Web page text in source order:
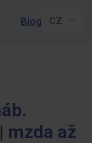
Blog
mzda až